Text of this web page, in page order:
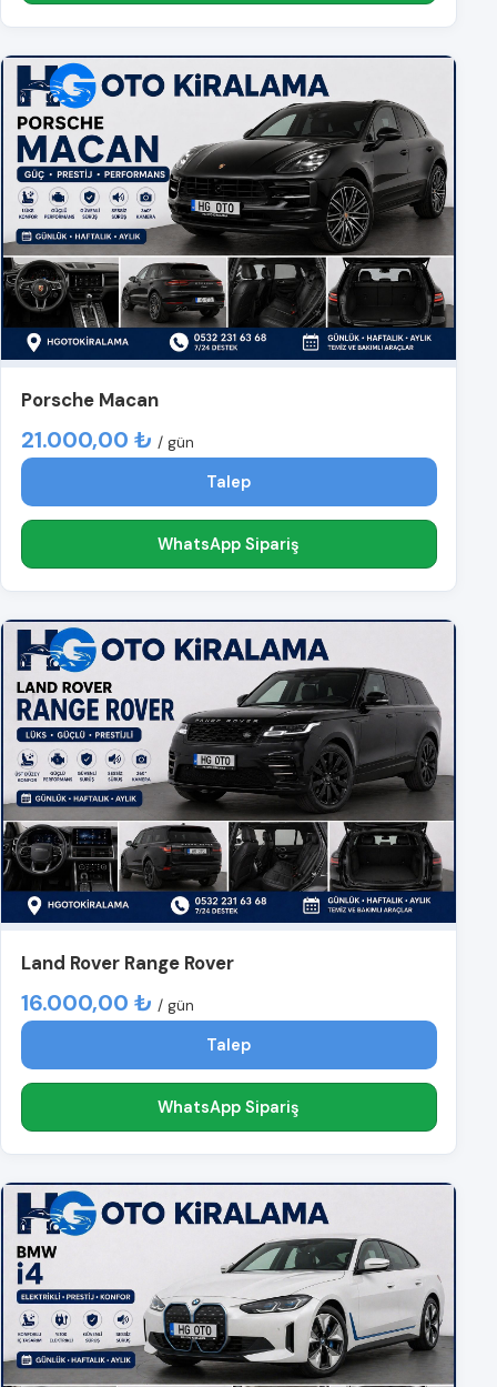
Porsche Macan
21.000,00 ₺ / gün
Talep
WhatsApp Sipariş
Land Rover Range Rover
16.000,00 ₺ / gün
Talep
WhatsApp Sipariş